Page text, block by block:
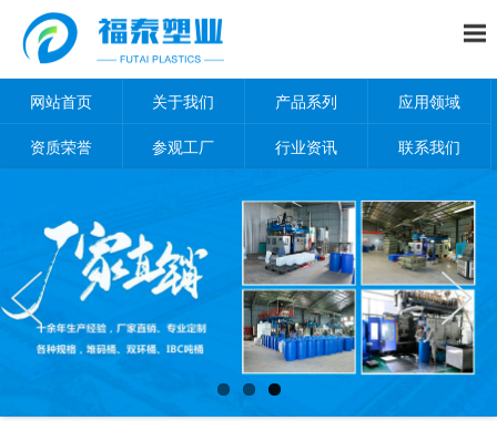
网站首页 关于我们 产品系列 应用领域
资质荣誉 参观工厂 行业资讯 联系我们